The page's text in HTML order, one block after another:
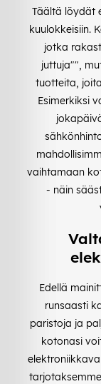
Täältä löydät
kuulokkeisiin.
jotka
juttuja"",
tuotteita,
Esimerkiksi
vaihtamaan
- näin
Edellä
runsaasti
paristoja ja
kotonasi